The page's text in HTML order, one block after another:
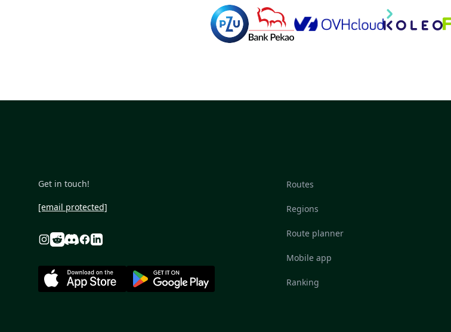
Get in touch!
[email protected]
Instagram
RedditDiscord
Facebook
Linkedin
Routes
Regions
Route planner
Mobile app
Ranking